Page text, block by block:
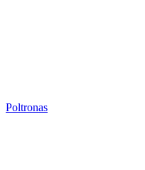
Poltronas